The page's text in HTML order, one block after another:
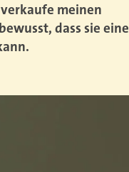
meinen
dass sie eine